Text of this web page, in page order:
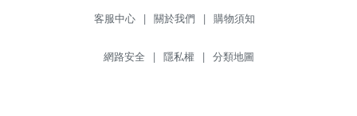
客服中心 | 關於我們 | 購物須知
網路安全 | 隱私權 | 分類地圖